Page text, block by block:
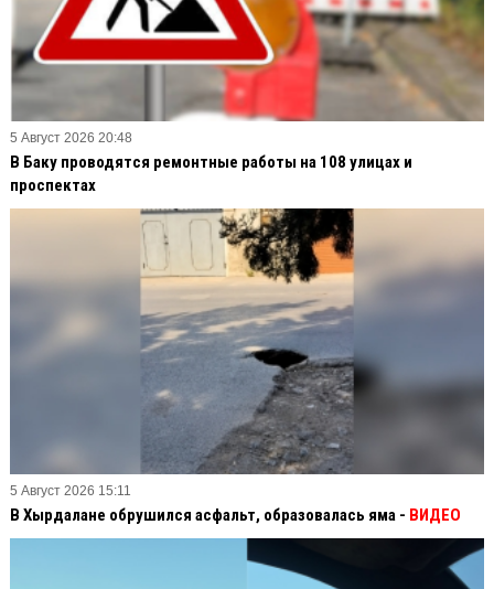
5 Август 2026 20:48
В Баку проводятся ремонтные работы на 108 улицах и
проспектах
5 Август 2026 15:11
В Хырдалане обрушился асфальт, образовалась яма - ВИДЕО